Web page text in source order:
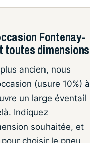
Fontenay-
toutes dimensions
ancien, nous
(usure 10%) à
un large éventail
Indiquez
souhaitée, et